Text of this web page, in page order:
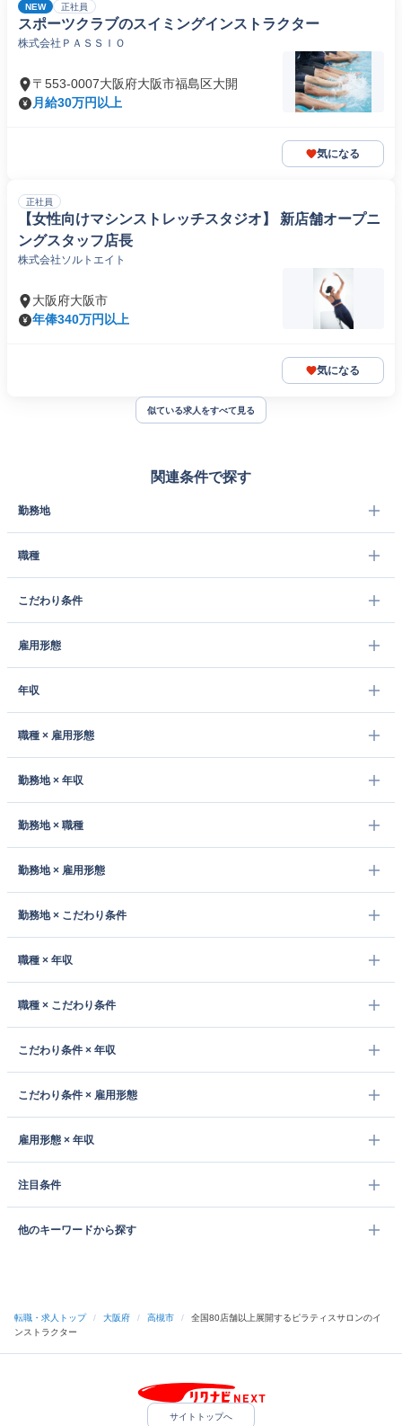
NEW 正社員
スポーツクラブのスイミングインストラクター
株式会社ＰＡＳＳＩＯ
〒553-0007大阪府大阪市福島区大開
月給30万円以上
気になる
正社員
【女性向けマシンストレッチスタジオ】 新店舗オープニ
ングスタッフ店長
株式会社ソルトエイト
大阪府大阪市
年俸340万円以上
気になる
似ている求人をすべて見る
関連条件で探す
勤務地
職種
こだわり条件
雇用形態
年収
職種 × 雇用形態
勤務地 × 年収
勤務地 × 職種
勤務地 × 雇用形態
勤務地 × こだわり条件
職種 × 年収
職種 × こだわり条件
こだわり条件 × 年収
こだわり条件 × 雇用形態
雇用形態 × 年収
注目条件
他のキーワードから探す
転職・求人トップ / 大阪府 / 高槻市 /
全国80店舗以上展開するピラティスサロンのイ
ンストラクター
サイトトップへ